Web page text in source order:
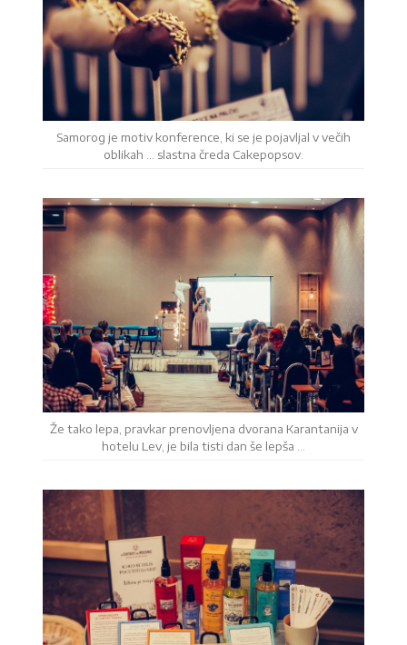
Samorog je motiv konference, ki se je pojavljal v večih
oblikah … slastna čreda Cakepopsov.
Že tako lepa, pravkar prenovljena dvorana Karantanija v
hotelu Lev, je bila tisti dan še lepša …